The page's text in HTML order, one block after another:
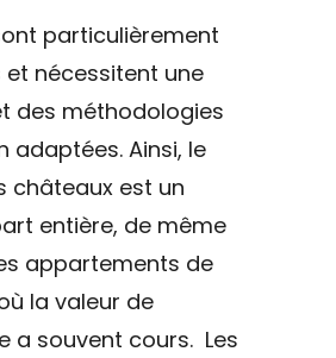
particulièrement
nécessitent une
des méthodologies
adaptées. Ainsi, le
châteaux est un
entière, de même
appartements de
la valeur de
a souvent cours. Les